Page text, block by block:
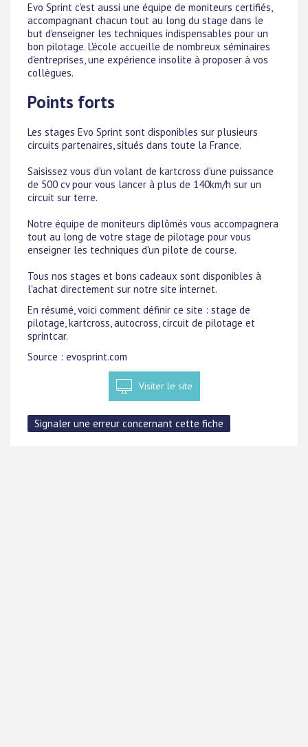
Evo Sprint c'est aussi une équipe de moniteurs certifiés,
accompagnant chacun tout au long du stage dans le
but d'enseigner les techniques indispensables pour un
bon pilotage. L'école accueille de nombreux séminaires
d'entreprises, une expérience insolite à proposer à vos
collègues.
Points forts
Les stages Evo Sprint sont disponibles sur plusieurs
circuits partenaires, situés dans toute la France.
Saisissez vous d'un volant de kartcross d'une puissance
de 500 cv pour vous lancer à plus de 140km/h sur un
circuit sur terre.
Notre équipe de moniteurs diplômés vous accompagnera
tout au long de votre stage de pilotage pour vous
enseigner les techniques d'un pilote de course.
Tous nos stages et bons cadeaux sont disponibles à
l'achat directement sur notre site internet.
En résumé, voici comment définir ce site : stage de
pilotage, kartcross, autocross, circuit de pilotage et
sprintcar.
Source : evosprint.com
Visiter le site